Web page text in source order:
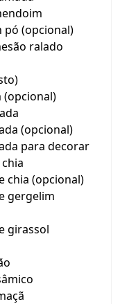
pó (opcional)
ralado
(opcional)
(opcional)
para decorar
chia (opcional)
gergelim
girassol